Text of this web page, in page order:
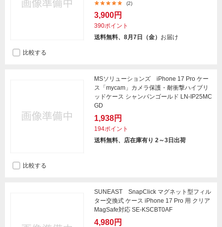
(2)
3,900円
390ポイント
送料無料、8月7日（金） お届け
比較する
MSソリューションズ iPhone 17 Pro ケー
ス「mycam」カメラ保護・耐衝撃ハイブリ
ッドケース シャンパンゴールド LN-IP25MC
GD
1,938円
194ポイント
送料無料、店在庫有り 2～3日出荷
比較する
SUNEAST SnapClick マグネット型フィル
ター交換式 ケース iPhone 17 Pro 用 クリア
MagSafe対応 SE-KSCBT0AF
4,980円